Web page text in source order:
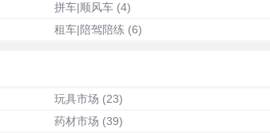
拼车|顺风车 (4)
租车|陪驾陪练 (6)
玩具市场 (23)
药材市场 (39)